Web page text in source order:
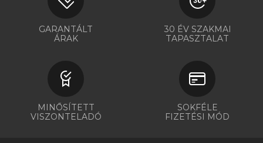
GARANTÁLT
ÁRAK
30 ÉV SZAKMAI
TAPASZTALAT
MINŐSÍTETT
VISZONTELADÓ
SOKFÉLE
FIZETÉSI MÓD